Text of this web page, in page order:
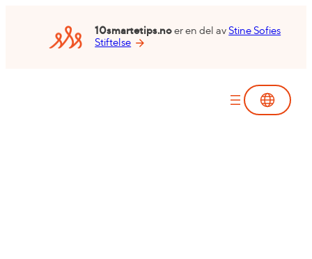
10smartetips.noer en del avStine Sofies
Stiftelse